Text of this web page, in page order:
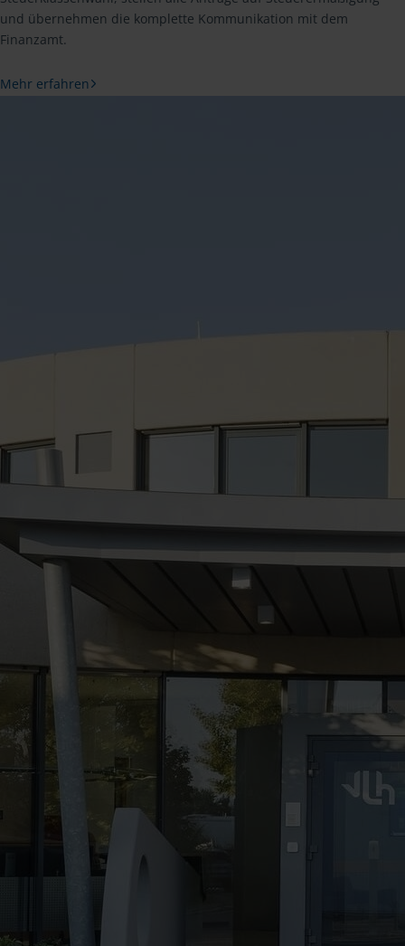
und übernehmen die komplette Kommunikation mit dem
Finanzamt.
Mehr erfahren